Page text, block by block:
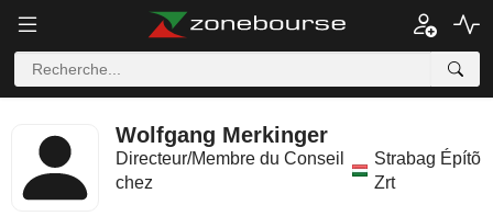
Wolfgang Merkinger
Directeur/Membre du Conseil
chez
Strabag Építõ
Zrt